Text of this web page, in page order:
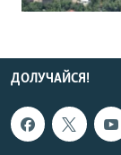
ДОЛУЧАЙСЯ!